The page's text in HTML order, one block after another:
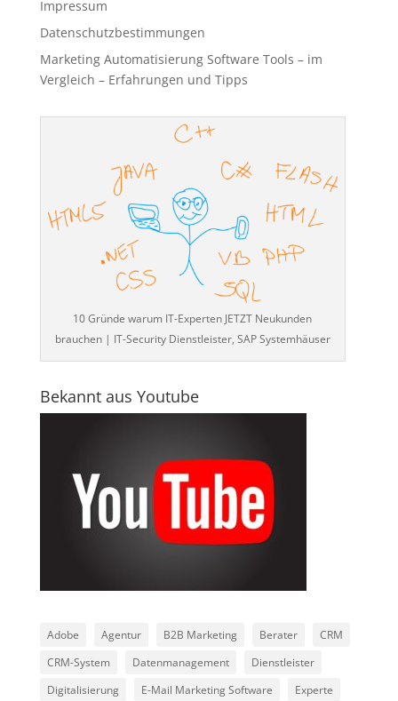
Impressum
Datenschutzbestimmungen
Marketing Automatisierung Software Tools – im
Vergleich – Erfahrungen und Tipps
10 Gründe warum IT-Experten JETZT Neukunden
brauchen | IT-Security Dienstleister, SAP Systemhäuser
Bekannt aus Youtube
Adobe Agentur B2B Marketing Berater
CRM
CRM-System
Datenmanagement
Dienstleister
Digitalisierung
E-Mail Marketing Software
Experte